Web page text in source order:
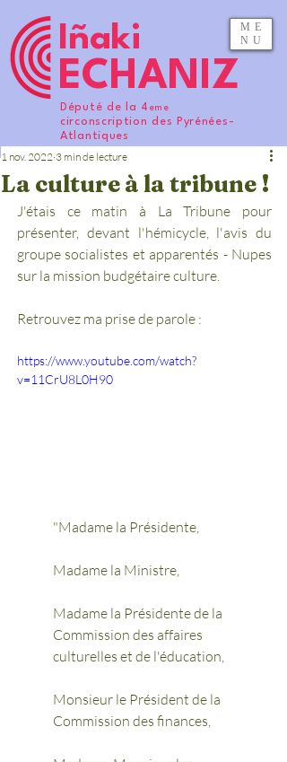
ME
NU
ECHANIZ
Iñaki
Député de la 4 eme
circonscription des Pyrénées-
Atlantiques
La culture à la tribune !
1 nov. 2022 3 min de lecture
J'étais ce matin à La Tribune pour
présenter, devant l'hémicycle, l'avis du
groupe socialistes et apparentés - Nupes
sur la mission budgétaire culture.
Retrouvez ma prise de parole :
https://www.youtube.com/watch?
v=11CrU8L0H90
"Madame la Présidente,
Madame la Ministre,
Madame la Présidente de la
Commission des affaires
culturelles et de l'éducation,
Monsieur le Président de la
Commission des finances,